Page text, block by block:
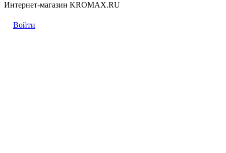
Интернет-магазин KROMAX.RU
Войти